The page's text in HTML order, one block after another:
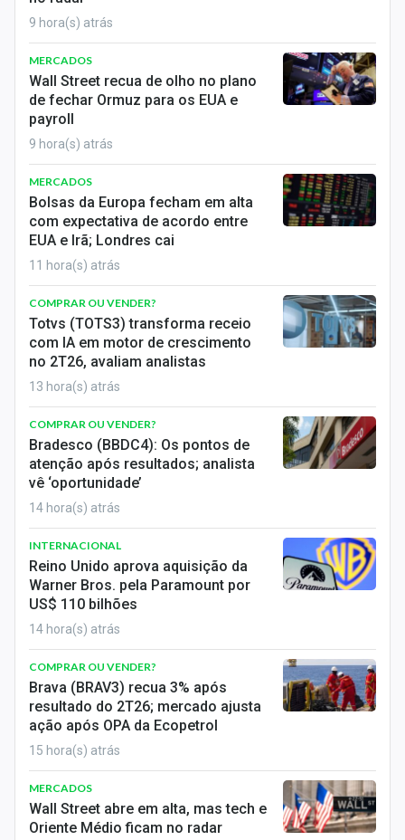
9 hora(s) atrás
MERCADOS
Wall Street recua de olho no plano
de fechar Ormuz para os EUA e
payroll
9 hora(s) atrás
MERCADOS
Bolsas da Europa fecham em alta
com expectativa de acordo entre
EUA e Irã; Londres cai
11 hora(s) atrás
COMPRAR OU VENDER?
Totvs (TOTS3) transforma receio
com IA em motor de crescimento
no 2T26, avaliam analistas
13 hora(s) atrás
COMPRAR OU VENDER?
Bradesco (BBDC4): Os pontos de
atenção após resultados; analista
vê ‘oportunidade’
14 hora(s) atrás
INTERNACIONAL
Reino Unido aprova aquisição da
Warner Bros. pela Paramount por
US$ 110 bilhões
14 hora(s) atrás
COMPRAR OU VENDER?
Brava (BRAV3) recua 3% após
resultado do 2T26; mercado ajusta
ação após OPA da Ecopetrol
15 hora(s) atrás
MERCADOS
Wall Street abre em alta, mas tech e
Oriente Médio ficam no radar